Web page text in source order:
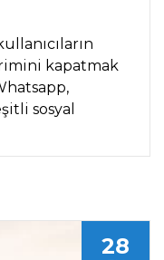
kapatmak
sosyal
28